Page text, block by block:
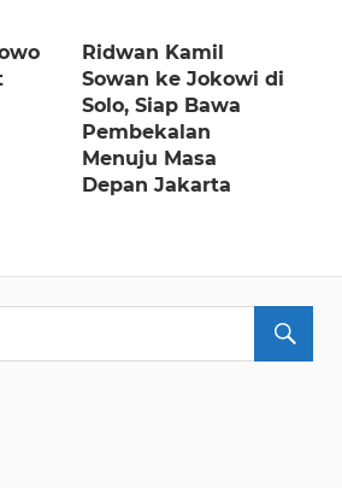
Ridwan Kamil
Sowan ke Jokowi di
Solo, Siap Bawa
Pembekalan
Menuju Masa
Depan Jakarta